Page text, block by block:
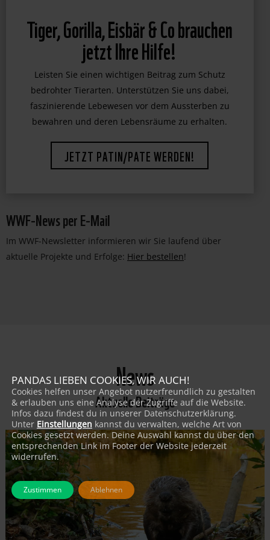
Tiger, Gorilla, Eisbär & Co brauchen
jetzt Ihre Hilfe!
Leisten Sie einen wichtigen Beitrag zum Schutz
bedrohter Tierarten. Unterstützen Sie uns dabei,
faszinierende Lebewesen vor dem Aussterben zu
bewahren und deren Lebensräume zu erhalten.
JETZT PATIN/PATE WERDEN!
WWF-News per E-Mail
Im WWF-Newsletter informieren wir Sie laufend über
aktuelle Projekte und Erfolge: Hier bestellen!
News
Aktuelle Beiträge
PANDAS LIEBEN COOKIES, WIR AUCH!
Cookies helfen unser Angebot nutzerfreundlich zu gestalten
& erlauben uns eine Analyse der Zugriffe auf die Website.
Infos dazu findest du in unserer Datenschutzerklärung.
Unter Einstellungen kannst du verwalten, welche Art von
Cookies gesetzt werden. Deine Auswahl kannst du über den
entsprechenden Link im Footer der Website jederzeit
widerrufen.
Zustimmen Ablehnen